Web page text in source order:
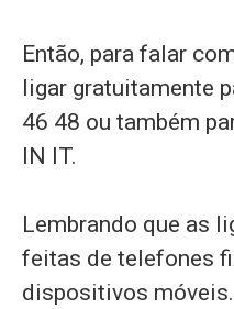
Então, para falar
ligar gratuitamente
46 48 ou também
IN IT.
Lembrando que as
feitas de telefones
dispositivos móveis.